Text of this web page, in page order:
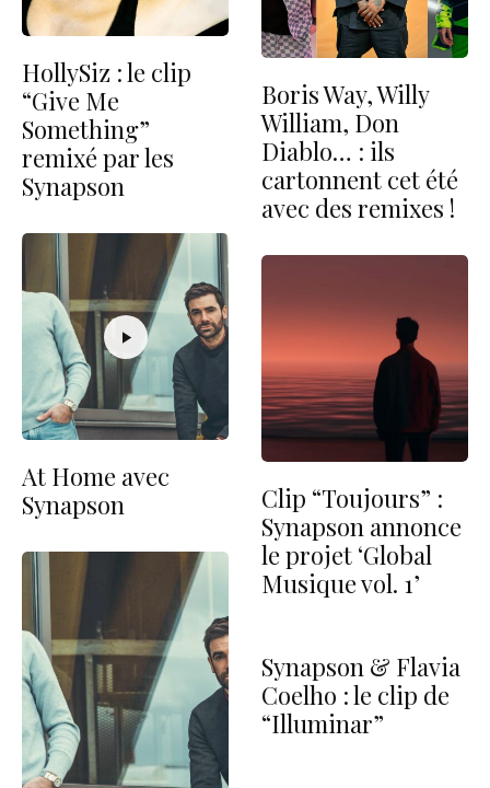
HollySiz : le clip
“Give Me
Something”
remixé par les
Synapson
At Home avec
Synapson
Boris Way, Willy
William, Don
Diablo… : ils
cartonnent cet été
avec des remixes !
Clip “Toujours” :
Synapson annonce
le projet ‘Global
Musique vol. 1’
Synapson & Flavia
Coelho : le clip de
“Illuminar”